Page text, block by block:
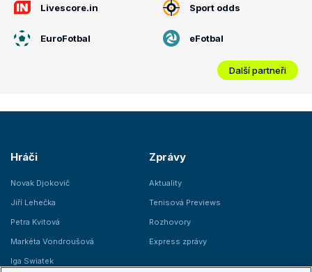
Livescore.in Sport odds
EuroFotbal eFotbal
Další partneři
Hráči
Novak Djokovič
Jiří Lehečka
Petra Kvitová
Markéta Vondroušová
Iga Swiatek
Zprávy
Aktuality
Tenisová Previews
Rozhovory
Express zprávy